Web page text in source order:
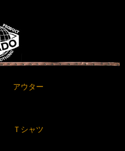
アウター
Ｔシャツ